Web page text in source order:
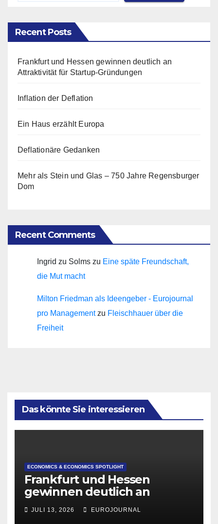
Recent Posts
Frankfurt und Hessen gewinnen deutlich an
Attraktivität für Startup-Gründungen
Inflation der Deflation
Ein Haus erzählt Europa
Deflationäre Gedanken
Mehr als Stein und Glas – 750 Jahre Regensburger
Dom
Recent Comments
Ingrid zu Solms zu Eine späte Freundschaft,
die Mut macht
Milton Friedman als Ideengeber - Eurojournal
pro Managementzu Fleischhauer über die
Freiheit
Das könnte Sie interessieren
ECONOMICS & ECONOMICS SPOTLIGHT
Frankfurt und Hessen
gewinnen deutlich an
Attraktivität für Startup-
Gründungen
JULI 13, 2026 EUROJOURNAL